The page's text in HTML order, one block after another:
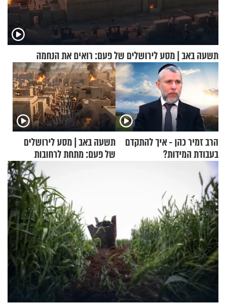
תשעה באב | מסע לירושלים של פעם: רואים את הנחמה
הרב זמיר כהן - איך להתקדם
בעבודת המידות?
תשעה באב | מסע לירושלים
של פעם: מתחת לרחובות